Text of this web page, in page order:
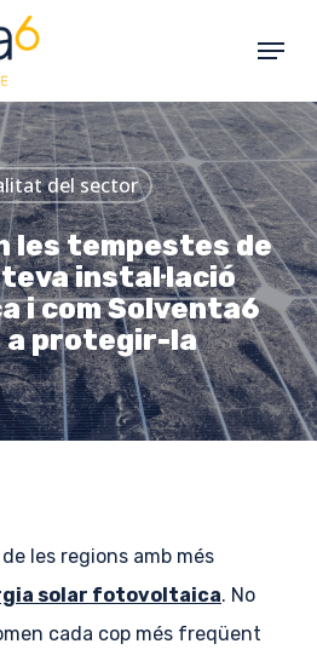
Menu
del sector
les tempestes de
instal·lació
i com Solventa6
a protegir-la
les regions amb més
solar fotovoltaica. No
cada cop més freqüent